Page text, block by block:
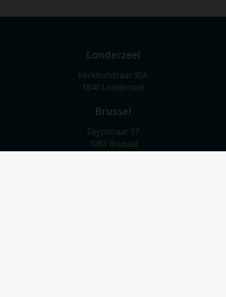
Londerzeel
Kerkhofstraat 90A
1840 Londerzeel
Brussel
Zeypstraat 17
1083 Brussel